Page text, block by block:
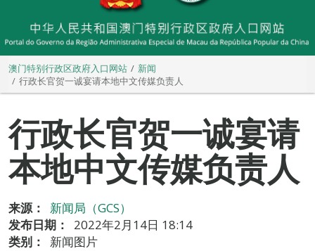
澳门特别行政区政府入口网站
新闻
行政长官贺一诚宴请本地中文传媒负责人
行政长官贺一诚宴请
本地中文传媒负责人
来源：
新闻局（GCS）
发布日期：
2022年2月14日 18:14
类别：
新闻图片